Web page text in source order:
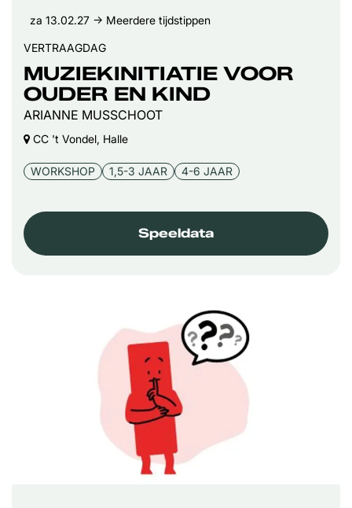
MUZIEKINITIATIE VOOR
OUDER EN KIND
ARIANNE MUSSCHOOT
VERTRAAGDAG
za 13.02.27 → Meerdere tijdstippen
CC 't Vondel, Halle
WORKSHOP 1,5-3 JAAR 4-6 JAAR
Speeldata